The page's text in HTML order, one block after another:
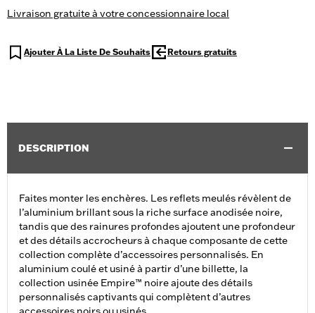
Livraison gratuite à votre concessionnaire local
Ajouter À La Liste De Souhaits Retours gratuits
DESCRIPTION
Faites monter les enchères. Les reflets meulés révèlent de
l’aluminium brillant sous la riche surface anodisée noire,
tandis que des rainures profondes ajoutent une profondeur
et des détails accrocheurs à chaque composante de cette
collection complète d’accessoires personnalisés. En
aluminium coulé et usiné à partir d’une billette, la
collection usinée Empire™ noire ajoute des détails
personnalisés captivants qui complètent d’autres